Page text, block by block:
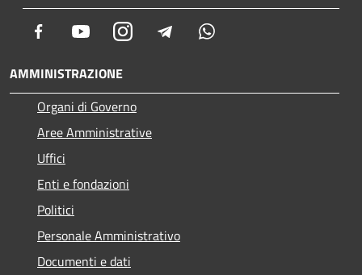
Facebook YoutubeInstagram Telegram
AMMINISTRAZIONE
Organi di Governo
Aree Amministrative
Uffici
Enti e fondazioni
Politici
Personale Amministrativo
Documenti e dati